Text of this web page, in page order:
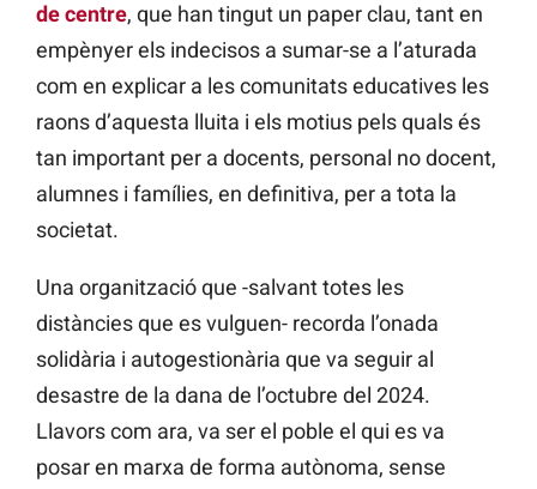
de centre, que han tingut un paper clau, tant en
empènyer els indecisos a sumar-se a l’aturada
com en explicar a les comunitats educatives les
raons d’aquesta lluita i els motius pels quals és
tan important per a docents, personal no docent,
alumnes i famílies, en definitiva, per a tota la
societat.
Una organització que -salvant totes les
distàncies que es vulguen- recorda l’onada
solidària i autogestionària que va seguir al
desastre de la dana de l’octubre del 2024.
Llavors com ara, va ser el poble el qui es va
posar en marxa de forma autònoma, sense